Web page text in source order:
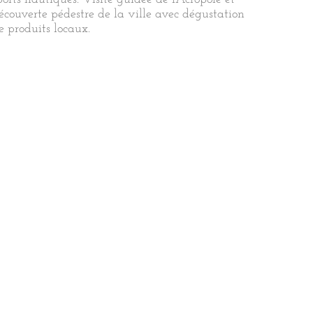
pédestre de la ville avec dégustation
produits locaux.